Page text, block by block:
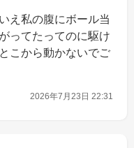
え私の腹にボール当
ってたってのに駆け
こから動かないでご
2026年7月23日 22:31